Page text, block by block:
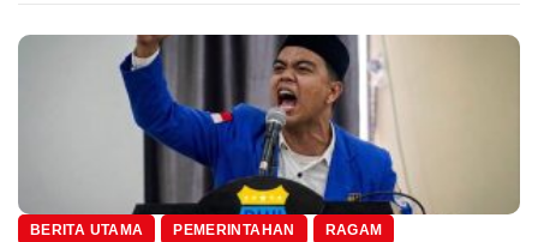
BERITA UTAMA PEMERINTAHAN RAGAM